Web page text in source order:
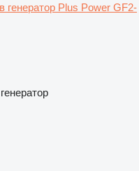
генератор Plus Power GF2-